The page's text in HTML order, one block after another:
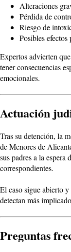
Alteraciones
Pérdida de
Riesgo de
Posibles
Expertos advierten
tener consecuencias
emocionales.
Actuación
Tras su detención, la
de Menores de
sus padres a la espera
correspondientes.
El caso sigue abierto y
detectan más
Preguntas